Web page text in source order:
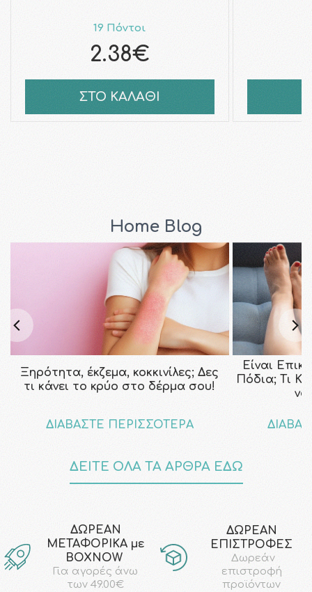
19 Πόντοι
2.38€
ΣΤΟ ΚΑΛΑΘΙ
Home Blog
Ξηρότητα, έκζεμα, κοκκινίλες; Δες
τι κάνει το κρύο στο δέρμα σου!
ΔΙΑΒΑΣΤΕ ΠΕΡΙΣΣΟΤΕΡΑ
Είναι
Πόδια; Τι
να
ΔΕΙΤΕ ΟΛΑ ΤΑ ΑΡΘΡΑ ΕΔΩ
ΔΩΡΕΑΝ
ΜΕΤΑΦΟΡΙΚΑ με
ΒΟΧΝΟW
Για αγορές άνω
των 49.00€
ΔΩΡΕΑΝ
ΕΠΙΣΤΡΟΦΕΣ
Δωρεάν
επιστροφή
προϊόντων